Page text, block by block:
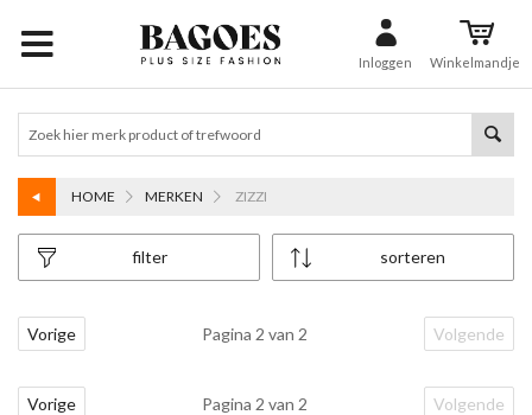
Inloggen Winkelmandje
HOME MERKEN ZIZZI
sorteren
filter
Vorige Pagina 2 van 2 Volgende
Vorige Pagina 2 van 2 Volgende